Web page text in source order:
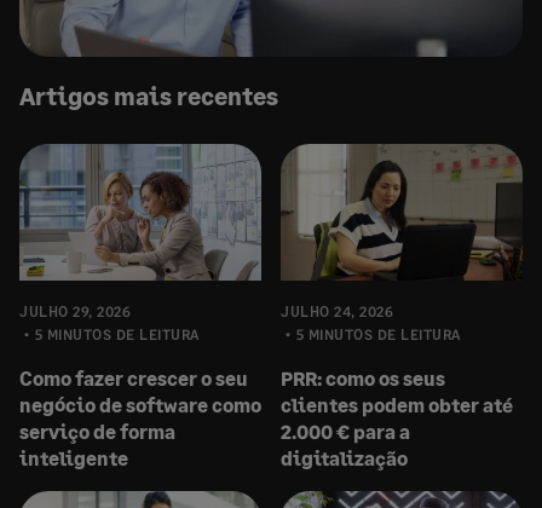
Artigos mais recentes
JULHO 29, 2026
5 MINUTOS DE LEITURA
Como fazer crescer o seu
negócio de software como
serviço de forma
inteligente
JULHO 24, 2026
5 MINUTOS DE LEITURA
PRR: como os seus
clientes podem obter até
2.000 € para a
digitalização